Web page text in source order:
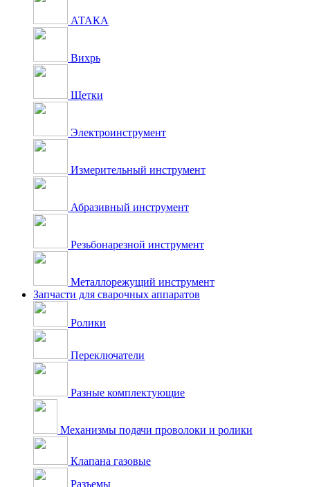
АТАКА
Вихрь
Щетки
Электроинструмент
Измерительный инструмент
Абразивный инструмент
Резьбонарезной инструмент
Металлорежущий инструмент
Запчасти для сварочных аппаратов
Ролики
Переключатели
Разные комплектующие
Механизмы подачи проволоки и ролики
Клапана газовые
Разъемы